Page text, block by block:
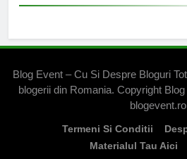
Blog Event – Cu Si Despre Bloguri
blogerii din Romania. Copyright
blogevent.ro
Termeni Si Conditii
Materialul Tau Aici